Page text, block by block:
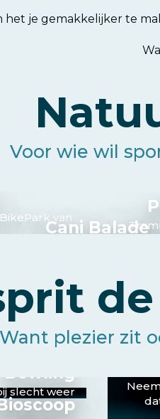
het je gemakkelijker te
Voor wie wil
van
Cani Balade
Want plezier zit
Bowling
slecht weer